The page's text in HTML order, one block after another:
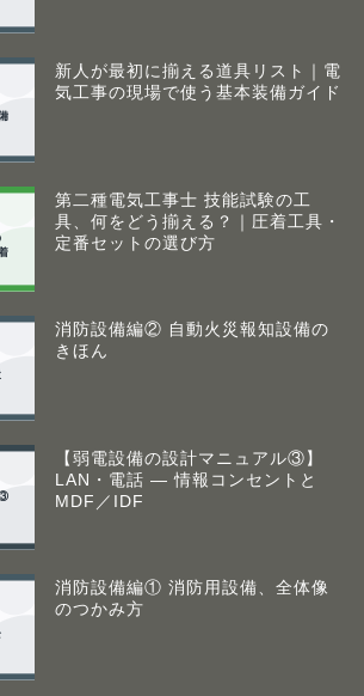
新人が最初に揃える道具リスト｜電
気工事の現場で使う基本装備ガイド
第二種電気工事士 技能試験の工
具、何をどう揃える？｜圧着工具・
定番セットの選び方
消防設備編② 自動火災報知設備の
きほん
【弱電設備の設計マニュアル③】
LAN・電話 ― 情報コンセントと
MDF／IDF
消防設備編① 消防用設備、全体像
のつかみ方